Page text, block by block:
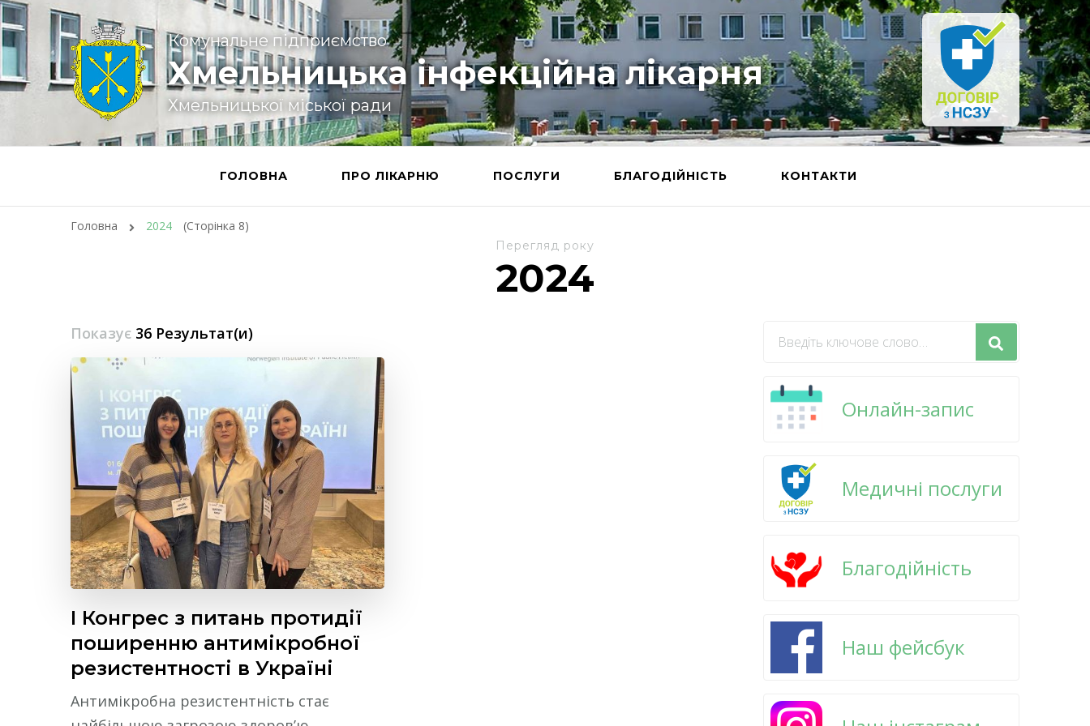
Комунальне підприємство
Хмельницька інфекційна лікарня
Хмельницької міської ради
ГОЛОВНА ПРО ЛІКАРНЮ ПОСЛУГИ БЛАГОДІЙНІСТЬ КОНТАКТИ
Головна 2024 (Сторінка 8)
Перегляд року
2024
Показує 36 Результат(и)
І Конгрес з питань протидії
поширенню антимікробної
резистентності в Україні
Антимікробна резистентність стає
Шукаєте
Онлайн-запис
Медичні послуги
Благодійність
Наш фейсбук